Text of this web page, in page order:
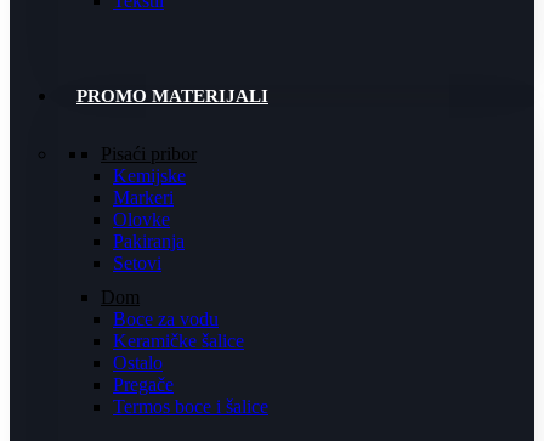
PROMO MATERIJALI
Pisaći pribor
Kemijske
Markeri
Olovke
Pakiranja
Setovi
Dom
Boce za vodu
Keramičke šalice
Ostalo
Pregače
Termos boce i šalice